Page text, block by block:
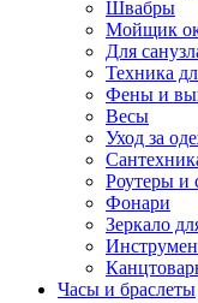
Швабры
Мойщик
Для
Техника
Фены и
Весы
Уход за
Роутеры и
Фонари
Зеркало
Часы и браслеты